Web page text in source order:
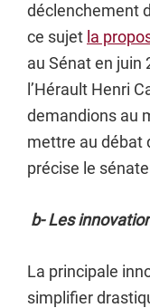
déclenchement
ce sujet la
au Sénat en juin
l’Hérault Henri
demandions au
mettre au débat
précise le
b- Les
La principale
simplifier